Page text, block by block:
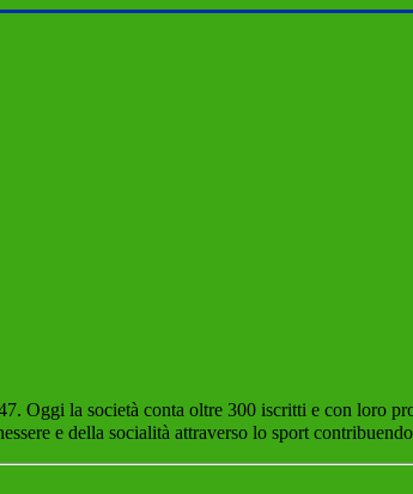
Oggi la società conta oltre 300 iscritti e con loro
e della socialità attraverso lo sport